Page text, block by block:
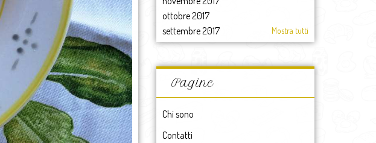
ottobre 2017
settembre 2017
agosto 2017
luglio 2017
giugno 2017
maggio 2017
marzo 2017
febbraio 2017
Mostra tutti
Pagine
Chi sono
Contatti